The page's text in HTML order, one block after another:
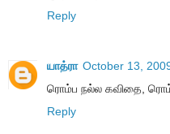
Reply
யாத்ரா October 13,
ரொம்ப நல்ல கவிதை,
Reply